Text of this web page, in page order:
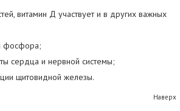
витамин Д участвует и в других важных
фосфора;
сердца и нервной системы;
щитовидной железы.
Наверх